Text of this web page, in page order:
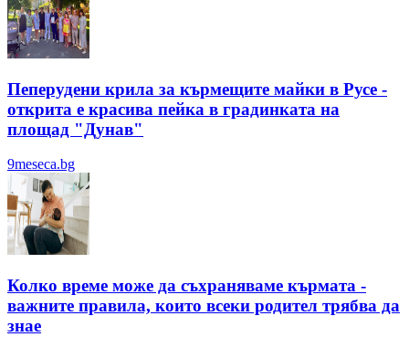
Пеперудени крила за кърмещите майки в Русе -
открита е красива пейка в градинката на
площад "Дунав"
9meseca.bg
Колко време може да съхраняваме кърмата -
важните правила, които всеки родител трябва да
знае